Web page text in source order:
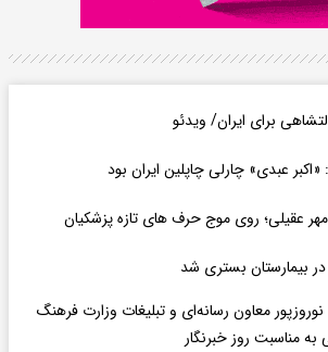
برای ایران/ ویدئو
عبدی» چارلی چاپلین ایران بود
عقیلی؛ روی موج حرف های تازه پزشکیان
در بیمارستان بستری شد
معاون رسانه‌ای و تبلیغات وزارت فرهنگ
به مناسبت روز خبرنگار